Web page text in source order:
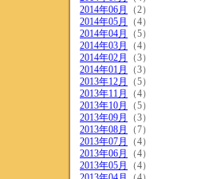
2014年06月
（2）
2014年05月
（4）
2014年04月
（5）
2014年03月
（4）
2014年02月
（3）
2014年01月
（3）
2013年12月
（5）
2013年11月
（4）
2013年10月
（5）
2013年09月
（3）
2013年08月
（7）
2013年07月
（4）
2013年06月
（4）
2013年05月
（4）